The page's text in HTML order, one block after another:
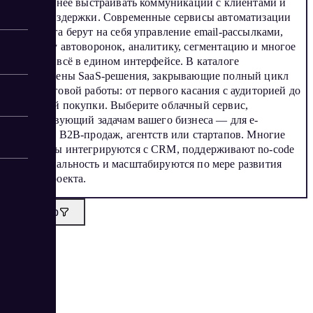
снижать издержки. Современные сервисы автоматизации
маркетинга берут на себя управление email-рассылками,
настройку автоворонок, аналитику, сегментацию и многое
другое — всё в едином интерфейсе. В каталоге
представлены SaaS-решения, закрывающие полный цикл
маркетинговой работы: от первого касания с аудиторией до
повторной покупки. Выберите облачный сервис,
соответствующий задачам вашего бизнеса — для e-
commerce, B2B-продаж, агентств или стартапов. Многие
платформы интегрируются с CRM, поддерживают no-code
функциональность и масштабируются по мере развития
вашего проекта.
Фильтр